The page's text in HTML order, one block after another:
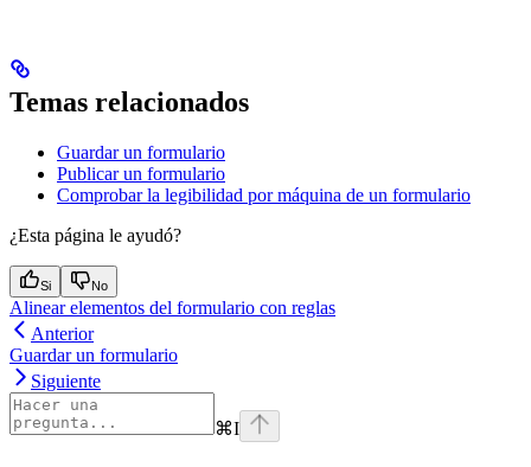
Temas relacionados
Guardar un formulario
Publicar un formulario
Comprobar la legibilidad por máquina de un formulario
¿Esta página le ayudó?
Si No
Alinear elementos del formulario con reglas
Anterior
Guardar un formulario
Siguiente
⌘I